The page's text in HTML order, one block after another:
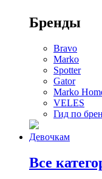
Бренды
Bravo
Marko
Spotter
Gator
Marko
VELES
Гид по
Девочкам
Все